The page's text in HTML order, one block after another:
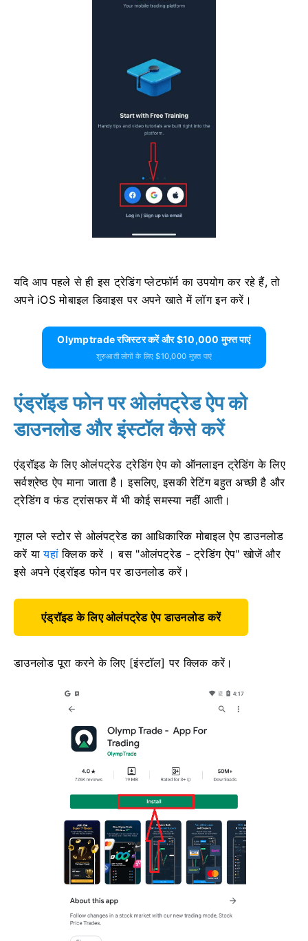
यदि आप पहले से ही इस ट्रेडिंग प्लेटफॉर्म का उपयोग कर रहे हैं, तो
अपने iOS मोबाइल डिवाइस पर अपने खाते में लॉग इन करें।
Olymptrade रजिस्टर करें और $10,000 मुफ्त पाएं
शुरुआती लोगों के लिए $10,000 मुफ़्त पाएं
एंड्रॉइड फोन पर ओलंपट्रेड ऐप को
डाउनलोड और इंस्टॉल कैसे करें
एंड्रॉइड के लिए ओलंपट्रेड ट्रेडिंग ऐप को ऑनलाइन ट्रेडिंग के लिए
सर्वश्रेष्ठ ऐप माना जाता है। इसलिए, इसकी रेटिंग बहुत अच्छी है और
ट्रेडिंग व फंड ट्रांसफर में भी कोई समस्या नहीं आती।
गूगल प्ले स्टोर से ओलंपट्रेड का आधिकारिक मोबाइल ऐप डाउनलोड
करें यायहांक्लिक करें । बस "ओलंपट्रेड - ट्रेडिंग ऐप" खोजें और
इसे अपने एंड्रॉइड फोन पर डाउनलोड करें।
एंड्रॉइड के लिए ओलंपट्रेड ऐप डाउनलोड करें
डाउनलोड पूरा करने के लिए [इंस्टॉल] पर क्लिक करें।